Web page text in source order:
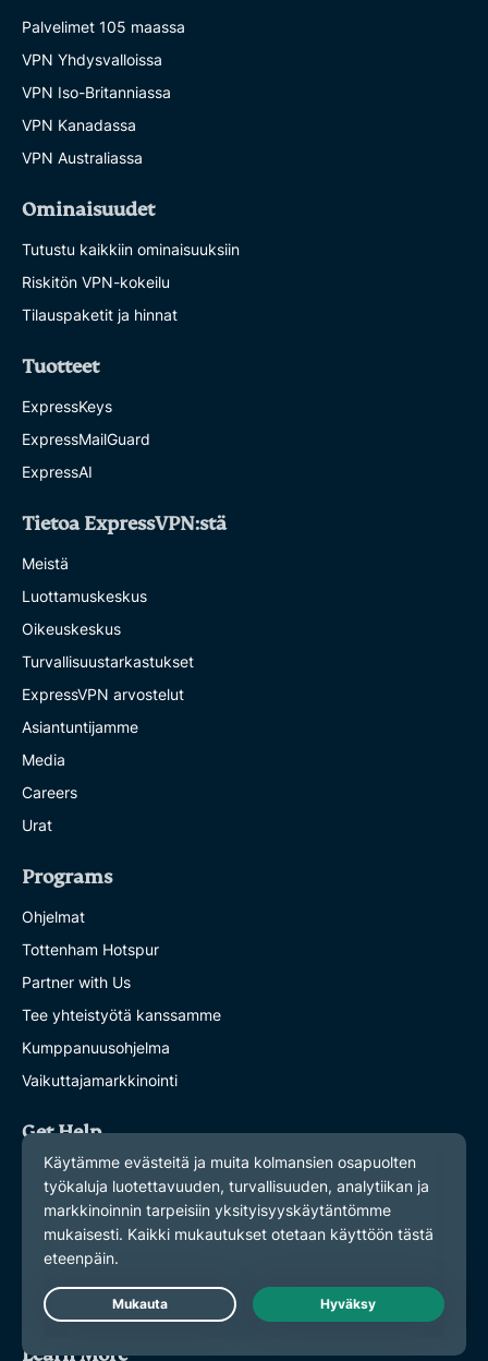
Palvelimet 105 maassa
VPN Yhdysvalloissa
VPN Iso-Britanniassa
VPN Kanadassa
VPN Australiassa
Ominaisuudet
Tutustu kaikkiin ominaisuuksiin
Riskitön VPN-kokeilu
Tilauspaketit ja hinnat
Tuotteet
ExpressKeys
ExpressMailGuard
ExpressAI
Tietoa ExpressVPN:stä
Meistä
Luottamuskeskus
Oikeuskeskus
Turvallisuustarkastukset
ExpressVPN arvostelut
Asiantuntijamme
Media
Careers
Urat
Programs
Ohjelmat
Tottenham Hotspur
Partner with Us
Tee yhteistyötä kanssamme
Kumppanuusohjelma
Vaikuttajamarkkinointi
Get Help
Hanki tukea
VPN Setup Tutorials
Ohjeet VPN:n asentamiseen
Usein kysyttyä
Osta VPN
Learn More
Live Chat